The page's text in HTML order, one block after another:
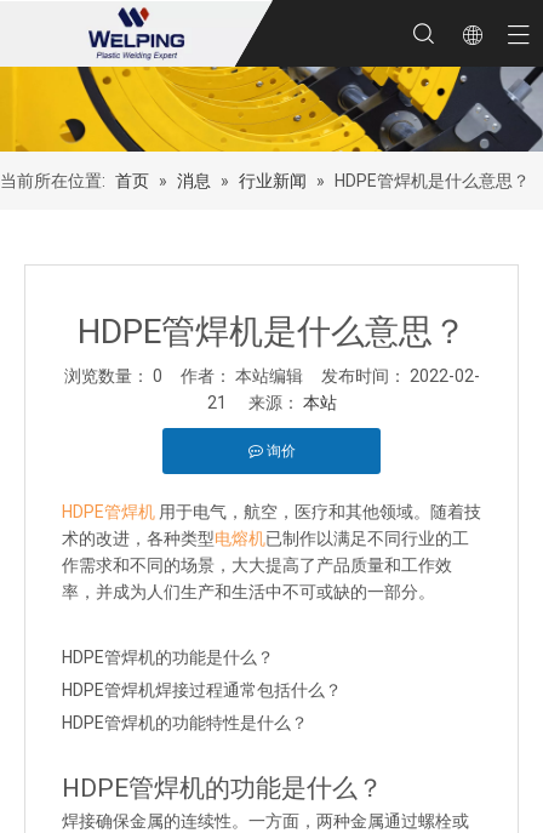
当前所在位置: 首页 » 消息 » 行业新闻 » HDPE管焊机是什么意思？
HDPE管焊机是什么意思？
浏览数量： 0 作者： 本站编辑 发布时间： 2022-02-
21 来源： 本站
询价
HDPE管焊机 用于电气，航空，医疗和其他领域。随着技
术的改进，各种类型电熔机已制作以满足不同行业的工
作需求和不同的场景，大大提高了产品质量和工作效
率，并成为人们生产和生活中不可或缺的一部分。
HDPE管焊机的功能是什么？
HDPE管焊机焊接过程通常包括什么？
HDPE管焊机的功能特性是什么？
HDPE管焊机的功能是什么？
焊接确保金属的连续性。一方面，两种金属通过螺栓或